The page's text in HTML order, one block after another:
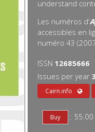
understand
Les numéros d'
accessibles en
numéro 43
ISSN 12685666
Issues per year
Cairn.info
: